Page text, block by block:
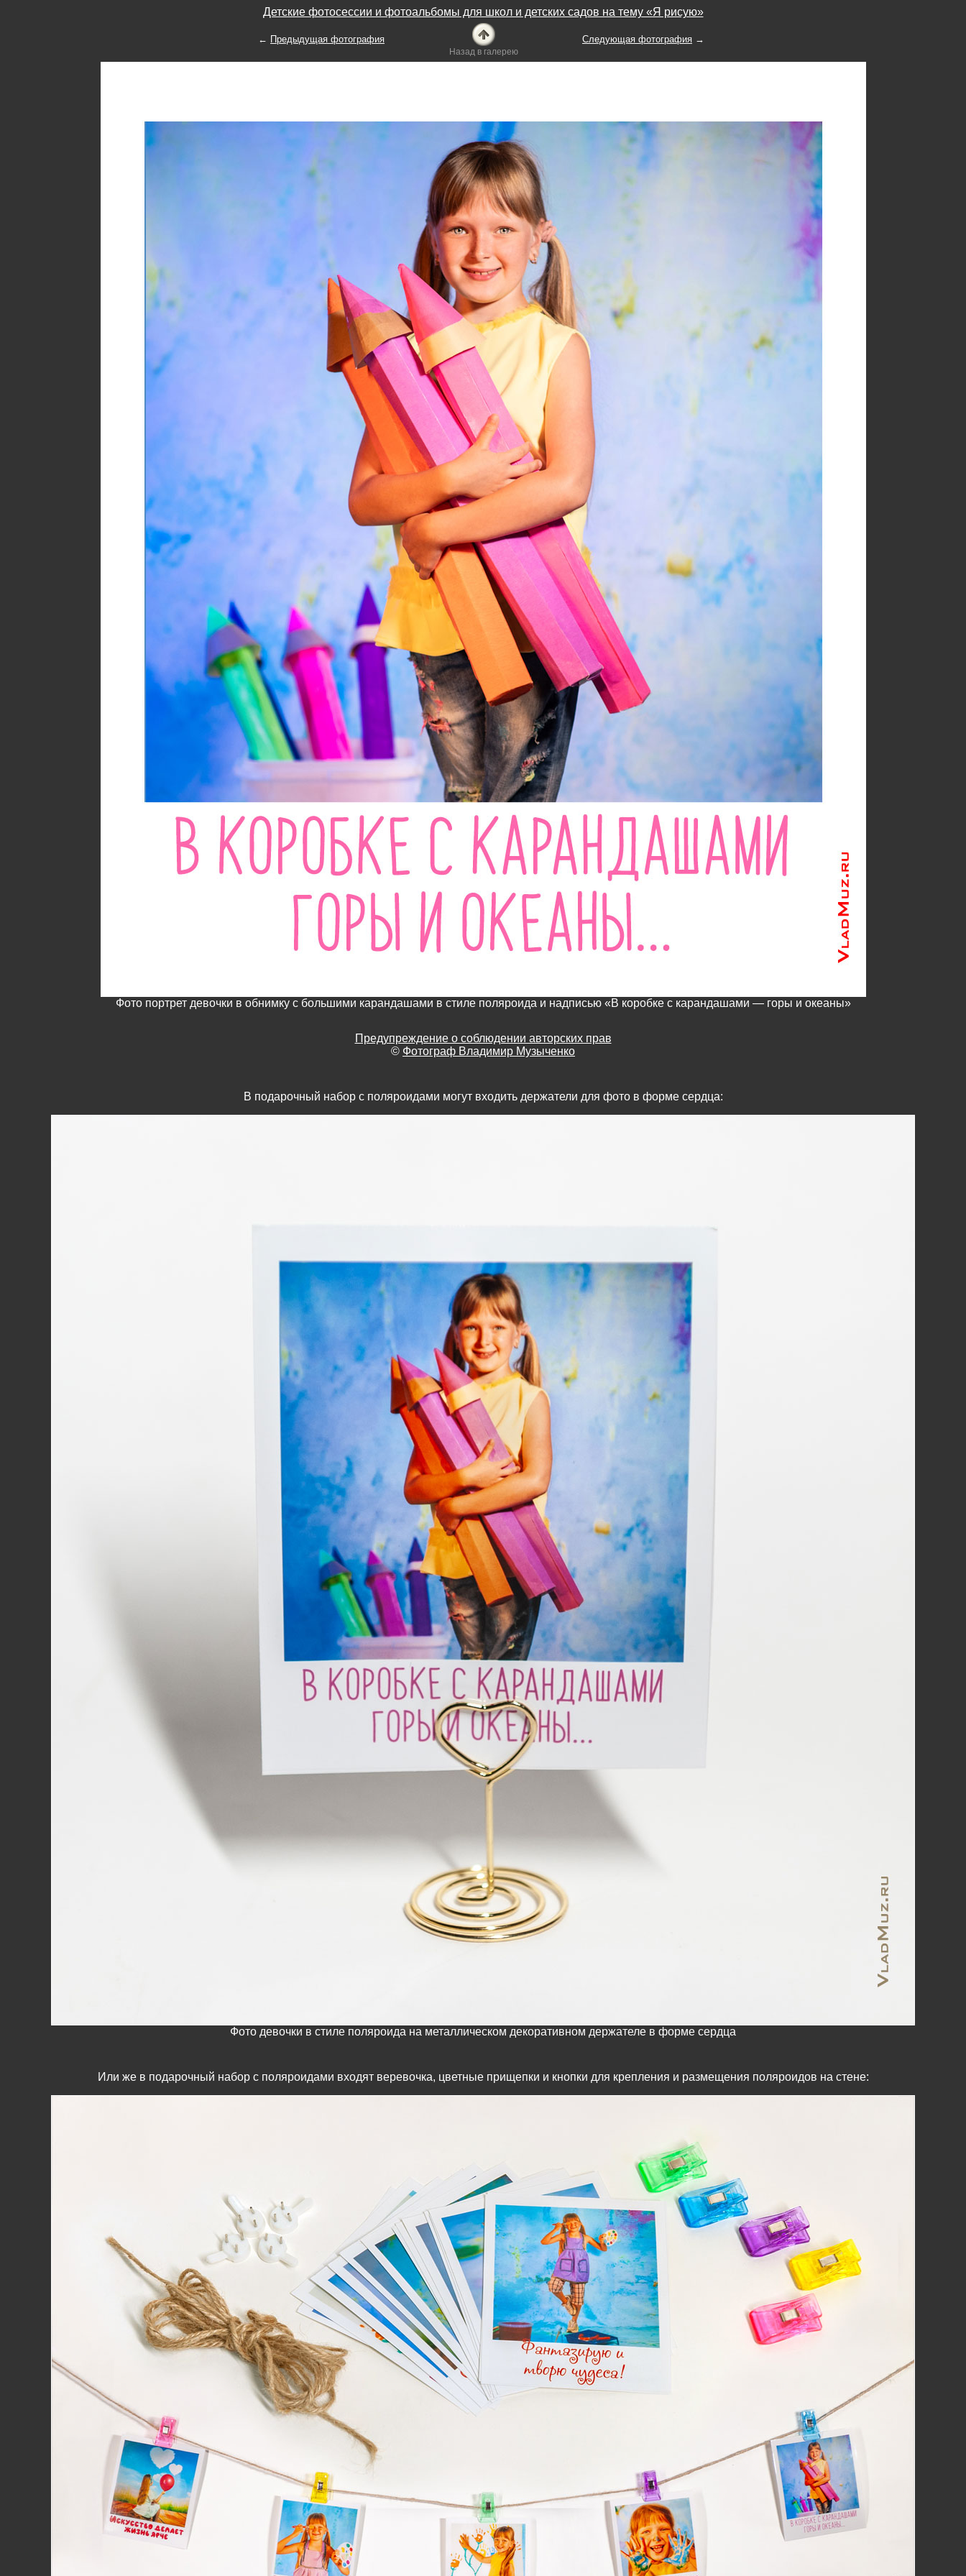
Детские фотосессии и фотоальбомы для школ и детских садов на тему «Я рисую»
← Предыдущая фотография
Назад в галерею
Следующая фотография →
Фото портрет девочки в обнимку с большими карандашами в стиле поляроида и надписью «В коробке с карандашами — горы и океаны»
Предупреждение о соблюдении авторских прав
© Фотограф Владимир Музыченко
В подарочный набор с поляроидами могут входить держатели для фото в форме сердца:
Фото девочки в стиле поляроида на металлическом декоративном держателе в форме сердца
Или же в подарочный набор с поляроидами входят веревочка, цветные прищепки и кнопки для крепления и размещения поляроидов на стене: